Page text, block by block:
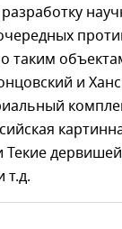
таким
и
т.д.